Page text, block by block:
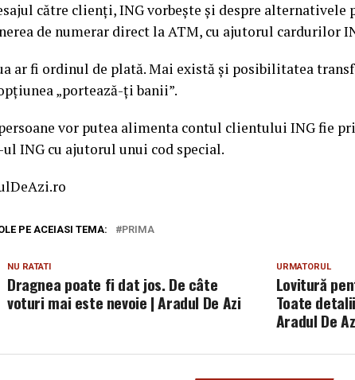
către clienţi, ING vorbeşte şi despre alternativele
de numerar direct la ATM, cu ajutorul cardurilor
ar fi ordinul de plată. Mai există şi posibilitatea
„portează-ţi banii”.
vor putea alimenta contul clientului ING fie
ING cu ajutorul unui cod special.
PE ACEIASI TEMA: PRIMA
URMATORUL
Lovitură
Toate
Aradul De
NU RATATI
Dragnea poate fi dat jos. De câte
voturi mai este nevoie | Aradul De Azi